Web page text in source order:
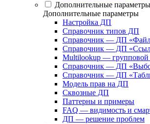
Дополнительные параметры
Дополнительные параметры
Настройка ДП
Справочник типов ДП
Справочник — ДП
Справочник — ДП
Multilookup — групповой
Справочник — ДП
Справочник — ДП
Модель прав на ДП
Сквозные ДП
Паттерны и примеры
FAQ — видимость и
ДП — решение проблем